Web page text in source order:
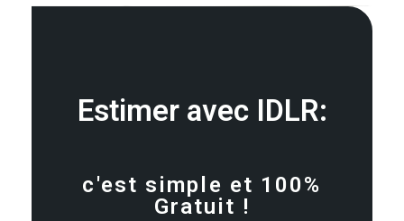
Estimer avec IDLR:
c'est simple et 100%
Gratuit !